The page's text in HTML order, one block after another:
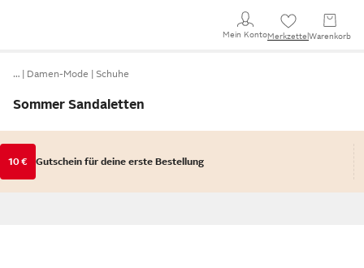
Mein KontoMerkzettel Warenkorb
… Damen-Mode Schuhe
Sommer Sandaletten
10 € Gutschein für deine erste Bestellung